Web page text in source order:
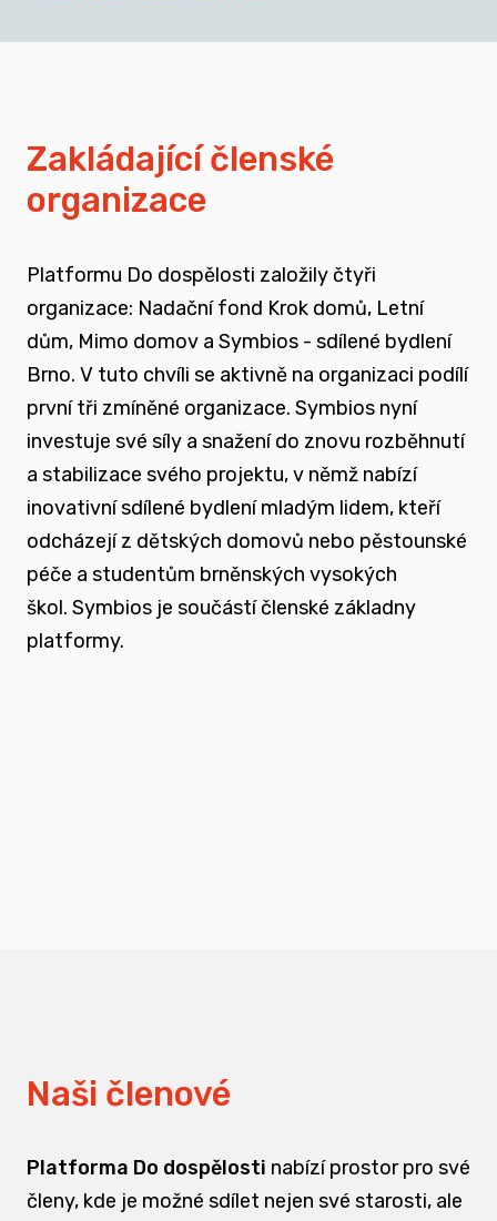
spojovat sílu hlasu nevládního sektoru v
zapojovat se do advokační činnosti, která
souvisí i se změnou legislativy a systému
jako takového
nést a podporovat sílu hlasu těch, kteří
vyrůstali mimo své biologické rodiny
rozvíjet dialog a vést kontruktivní debaty
spojené se změnou systému péče o
podporovat vzdělání a osvětu nejen u
Zakládající členské
organizace
Platformu Do dospělosti založily čtyři
organizace: Nadační fond Krok domů, Letní
dům, Mimo domov a Symbios - sdílené bydlení
Brno. V tuto chvíli se aktivně na organizaci podílí
první tři zmíněné organizace. Symbios nyní
investuje své síly a snažení do znovu rozběhnutí
a stabilizace svého projektu, v němž nabízí
inovativní sdílené bydlení mladým lidem, kteří
odcházejí z dětských domovů nebo pěstounské
péče a studentům brněnských vysokých
škol. Symbios je součástí členské základny
platformy.
Naši členové
Platforma Do dospělosti nabízí prostor pro své
členy, kde je možné sdílet nejen své starosti, ale